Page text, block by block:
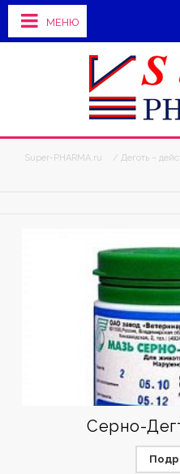
МЕНЮ
Super-PHARMA.ru / Деготь –
Серно-